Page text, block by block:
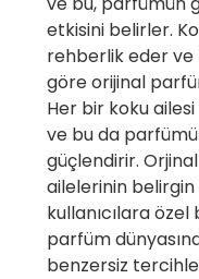
etkisini belirler.
rehberlik eder ve
göre orijinal
Her bir koku
ve bu da
güçlendirir.
ailelerinin
kullanıcılara özel
parfüm
benzersiz